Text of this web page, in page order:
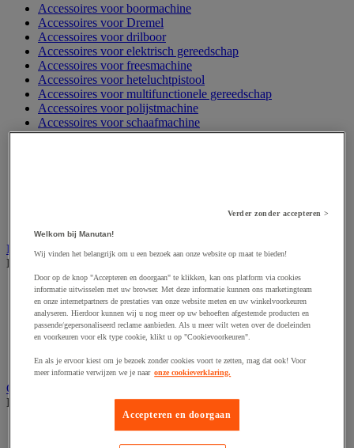
Accessoires voor boormachine
Accessoires voor Dremel
Accessoires voor drilboor
Accessoires voor elektrisch gereedschap
Accessoires voor freesmachine
Accessoires voor heteluchtpistool
Accessoires voor multifunctionele gereedschap
Accessoires voor polijstmachine
Accessoires voor schaafmachine
Accessoires voor schroevendraaier
Elektrische toebehoren en verlichting
Bekijk de hele productgroep
Accessoires voor elektrisch schakelpaneel
Batterij, oplader en kabel
Elektrische kabel
Elektrische uitrusting
Wandcontactdoos en schakelaar
Gereedschap opbergen
Bekijk de hele productgroep
Assortimentsdoos en gereedschapkoffer
Gereedschapskist en opbergtas
Verder zonder accepteren >
Welkom bij Manutan!
Wij vinden het belangrijk om u een bezoek aan onze website op maat te bieden!
Door op de knop "Accepteren en doorgaan" te klikken, kan ons platform via cookies
informatie uitwisselen met uw browser. Met deze informatie kunnen ons marketingteam
en onze internetpartners de prestaties van onze website meten en uw winkelvoorkeuren
analyseren. Hierdoor kunnen wij u nog meer op uw behoeften afgestemde producten en
passende/gepersonaliseerd reclame aanbieden. Als u meer wilt weten over de doeleinden
en voorkeuren voor elk type cookie, klikt u op "Cookievoorkeuren".
En als je ervoor kiest om je bezoek zonder cookies voort te zetten, mag dat ook! Voor
meer informatie verwijzen we je naar onze cookieverklaring.
Accepteren en doorgaan